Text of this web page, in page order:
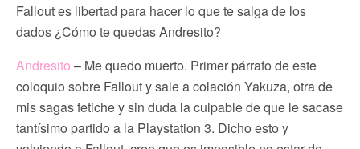
Fallout es libertad para hacer lo que te salga de los
dados ¿Cómo te quedas Andresito?
Andresito – Me quedo muerto. Primer párrafo de este
coloquio sobre Fallout y sale a colación Yakuza, otra de
mis sagas fetiche y sin duda la culpable de que le sacase
tantísimo partido a la Playstation 3. Dicho esto y